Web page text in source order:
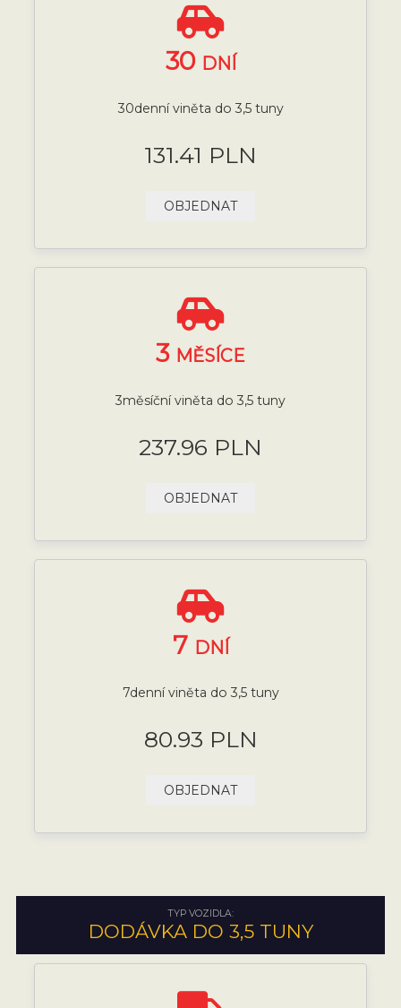
30 DNÍ
30denní viněta do 3,5 tuny
131.41 PLN
OBJEDNAT
3 MĚSÍCE
3měsíční viněta do 3,5 tuny
237.96 PLN
OBJEDNAT
7 DNÍ
7denní viněta do 3,5 tuny
80.93 PLN
OBJEDNAT
TYP VOZIDLA:
DODÁVKA DO 3,5 TUNY